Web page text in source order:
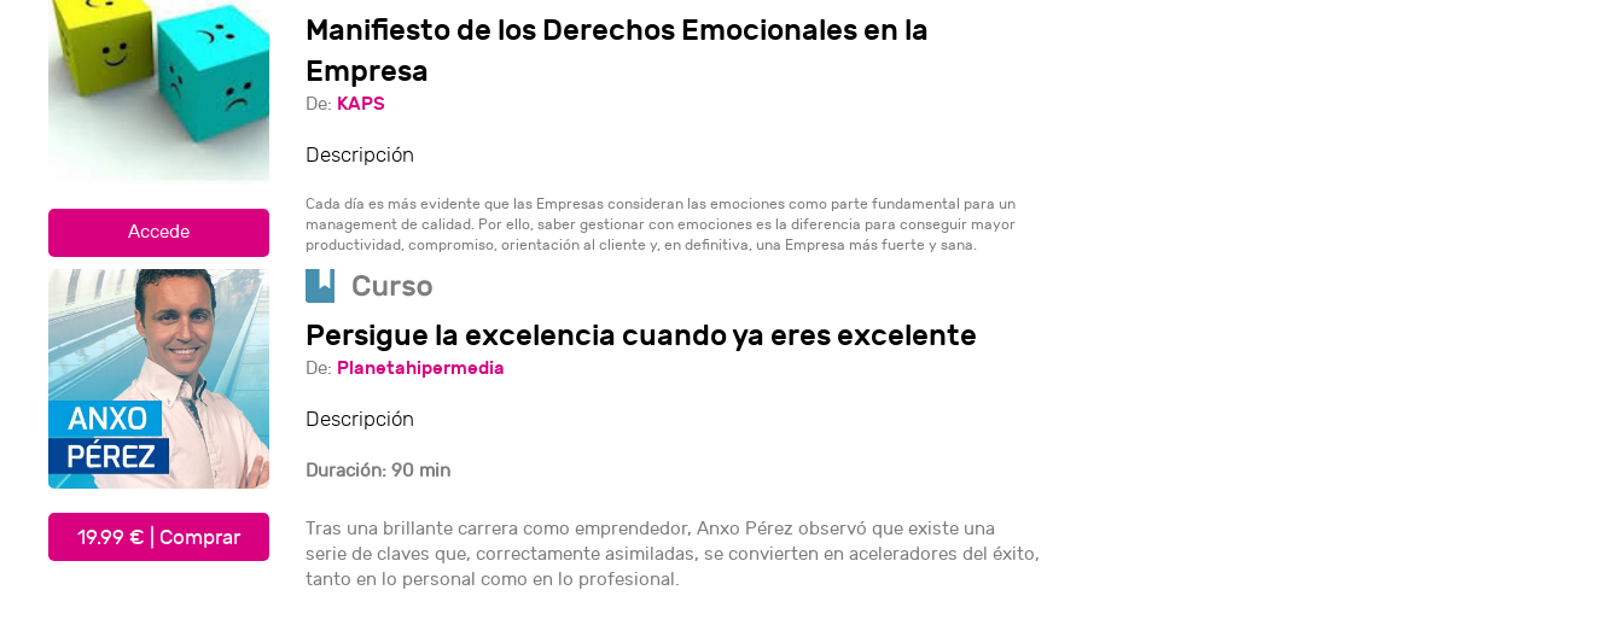
Manifiesto de los Derechos Emocionales en la
Empresa
De: KAPS
Descripción
Cada día es más evidente que las Empresas consideran las emociones como parte fundamental para un
management de calidad. Por ello, saber gestionar con emociones es la diferencia para conseguir mayor
productividad, compromiso, orientación al cliente y, en definitiva, una Empresa más fuerte y sana.
19.99 € | Comprar
Persigue la excelencia cuando ya eres excelente
De: Planetahipermedia
Descripción
Duración: 90 min
Tras una brillante carrera como emprendedor, Anxo Pérez observó que existe una
serie de claves que, correctamente asimiladas, se convierten en aceleradores del éxito,
tanto en lo personal como en lo profesional.